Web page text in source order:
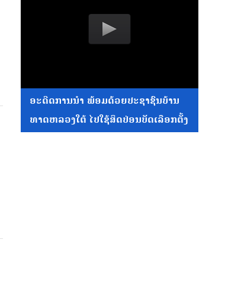
ອະດີດການນໍາ ພ້ອມດ້ວຍປະຊາຊົນບ້ານ
ທາດຫລວງໃຕ້ ໄປໃຊ້ສິດປ່ອນບັດເລືອກຕັ້ງ